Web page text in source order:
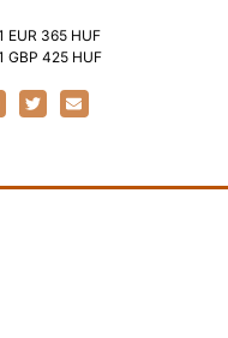
EUR 365 HUF
GBP 425 HUF